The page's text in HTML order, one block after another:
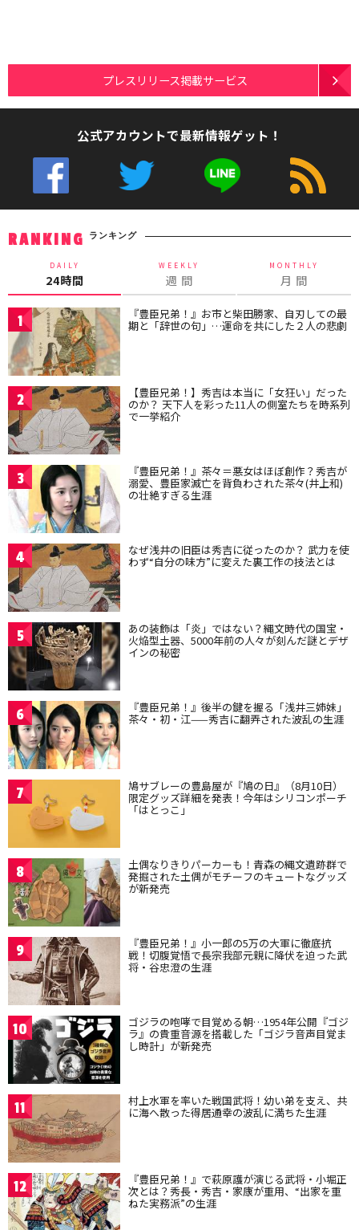
プレスリリース掲載サービス
公式アカウントで最新情報ゲット！
RANKING ランキング
DAILY
24時間
WEEKLY
週 間
MONTHLY
月 間
1 『豊臣兄弟！』お市と柴田勝家、自刃しての最
期と「辞世の句」…運命を共にした２人の悲劇
2 【豊臣兄弟！】秀吉は本当に「女狂い」だった
のか？ 天下人を彩った11人の側室たちを時系列
で一挙紹介
3 『豊臣兄弟！』茶々＝悪女はほぼ創作？秀吉が
溺愛、豊臣家滅亡を背負わされた茶々(井上和)
の壮絶すぎる生涯
4 なぜ浅井の旧臣は秀吉に従ったのか？ 武力を使
わず“自分の味方”に変えた裏工作の技法とは
5 あの装飾は「炎」ではない？縄文時代の国宝・
火焔型土器、5000年前の人々が刻んだ謎とデザ
インの秘密
6 『豊臣兄弟！』後半の鍵を握る「浅井三姉妹」
茶々・初・江——秀吉に翻弄された波乱の生涯
7 鳩サブレーの豊島屋が『鳩の日』（8月10日）
限定グッズ詳細を発表！今年はシリコンポーチ
「はとっこ」
8 土偶なりきりパーカーも！青森の縄文遺跡群で
発掘された土偶がモチーフのキュートなグッズ
が新発売
9 『豊臣兄弟！』小一郎の5万の大軍に徹底抗
戦！切腹覚悟で長宗我部元親に降伏を迫った武
将・谷忠澄の生涯
10 ゴジラの咆哮で目覚める朝…1954年公開『ゴジ
ラ』の貴重音源を搭載した「ゴジラ音声目覚ま
し時計」が新発売
11 村上水軍を率いた戦国武将！幼い弟を支え、共
に海へ散った得居通幸の波乱に満ちた生涯
12 『豊臣兄弟！』で萩原護が演じる武将・小堀正
次とは？秀長・秀吉・家康が重用、“出家を重
ねた実務派”の生涯